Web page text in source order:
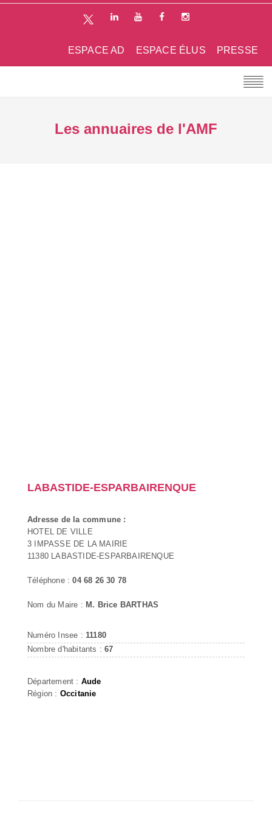
PRESSE
ESPACE ÉLUS
ESPACE AD
Les annuaires de l'AMF
LABASTIDE-ESPARBAIRENQUE
Adresse de la commune :
HOTEL DE VILLE
3 IMPASSE DE LA MAIRIE
11380 LABASTIDE-ESPARBAIRENQUE
Téléphone :04 68 26 30 78
Nom du Maire : M. Brice BARTHAS
Numéro Insee : 11180
Nombre d'habitants :67
Département : Aude
Région : Occitanie